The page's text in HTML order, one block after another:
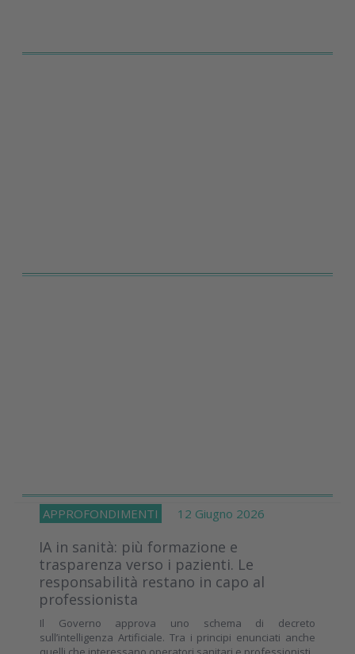
APPROFONDIMENTI 12 Giugno 2026
IA in sanità: più formazione e
trasparenza verso i pazienti. Le
responsabilità restano in capo al
professionista
Il Governo approva uno schema di decreto
sull’intelligenza Artificiale. Tra i principi enunciati anche